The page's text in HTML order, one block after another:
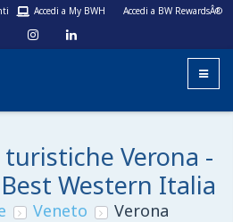
Accedi a My BWH Accedi a BW RewardsÂ®
Verona -
Western Italia
Veneto Verona